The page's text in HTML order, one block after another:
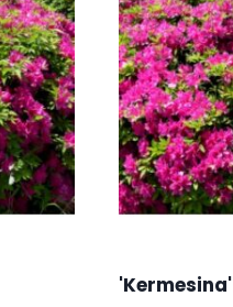
'Kermesina'